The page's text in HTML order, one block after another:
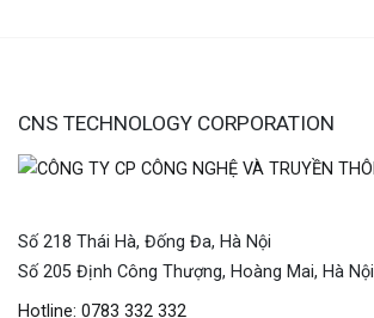
CNS TECHNOLOGY CORPORATION
Số 218 Thái Hà, Đống Đa, Hà Nội
Số 205 Định Công Thượng, Hoàng Mai, Hà Nội
Hotline: 0783 332 332